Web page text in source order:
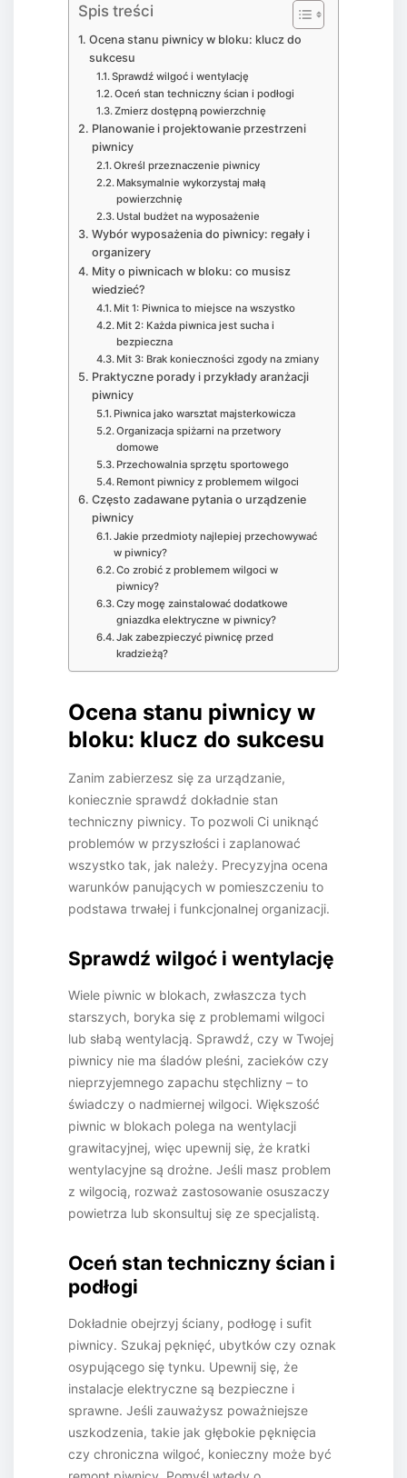
Spis treści
Ocena stanu piwnicy w bloku: klucz do
sukcesu
Sprawdź wilgoć i wentylację
Oceń stan techniczny ścian i podłogi
Zmierz dostępną powierzchnię
Planowanie i projektowanie przestrzeni
piwnicy
Określ przeznaczenie piwnicy
Maksymalnie wykorzystaj małą
powierzchnię
Ustal budżet na wyposażenie
Wybór wyposażenia do piwnicy: regały i
organizery
Mity o piwnicach w bloku: co musisz
wiedzieć?
Mit 1: Piwnica to miejsce na wszystko
Mit 2: Każda piwnica jest sucha i
bezpieczna
Mit 3: Brak konieczności zgody na zmiany
Praktyczne porady i przykłady aranżacji
piwnicy
Piwnica jako warsztat majsterkowicza
Organizacja spiżarni na przetwory
domowe
Przechowalnia sprzętu sportowego
Remont piwnicy z problemem wilgoci
Często zadawane pytania o urządzenie
piwnicy
Jakie przedmioty najlepiej przechowywać
w piwnicy?
Co zrobić z problemem wilgoci w
piwnicy?
Czy mogę zainstalować dodatkowe
gniazdka elektryczne w piwnicy?
Jak zabezpieczyć piwnicę przed
kradzieżą?
Ocena stanu piwnicy w
bloku: klucz do sukcesu
Zanim zabierzesz się za urządzanie,
koniecznie sprawdź dokładnie stan
techniczny piwnicy. To pozwoli Ci uniknąć
problemów w przyszłości i zaplanować
wszystko tak, jak należy. Precyzyjna ocena
warunków panujących w pomieszczeniu to
podstawa trwałej i funkcjonalnej organizacji.
Sprawdź wilgoć i wentylację
Wiele piwnic w blokach, zwłaszcza tych
starszych, boryka się z problemami wilgoci
lub słabą wentylacją. Sprawdź, czy w Twojej
piwnicy nie ma śladów pleśni, zacieków czy
nieprzyjemnego zapachu stęchlizny – to
świadczy o nadmiernej wilgoci. Większość
piwnic w blokach polega na wentylacji
grawitacyjnej, więc upewnij się, że kratki
wentylacyjne są drożne. Jeśli masz problem
z wilgocią, rozważ zastosowanie osuszaczy
powietrza lub skonsultuj się ze specjalistą.
Oceń stan techniczny ścian i
podłogi
Dokładnie obejrzyj ściany, podłogę i sufit
piwnicy. Szukaj pęknięć, ubytków czy oznak
osypującego się tynku. Upewnij się, że
instalacje elektryczne są bezpieczne i
sprawne. Jeśli zauważysz poważniejsze
uszkodzenia, takie jak głębokie pęknięcia
czy chroniczna wilgoć, konieczny może być